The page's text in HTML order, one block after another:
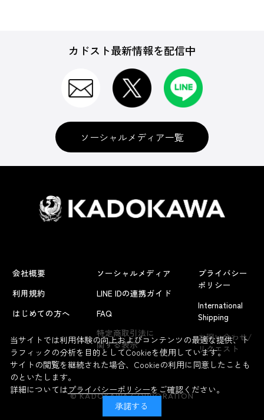
よくあるお問い合わせ
カドスト最新情報を配信中
ソーシャルメディア一覧
会社概要
利用規約
はじめての方へ
ソーシャルメディア
LINE IDの連携ガイド
FAQ
特定商取引法に
関する表示
プライバシー
ポリシー
International
Shipping
お問い合わせ/
リクエスト
© KADOKAWA CORPORATION
当サイトでは利用体験の向上およびコンテンツの最適な提供、ト
ラフィックの分析を目的としてCookieを使用しています。
サイトの閲覧を継続された場合、Cookieの利用に同意したことも
のといたします。
詳細についてはプライバシーポリシーをご確認ください。
承諾する